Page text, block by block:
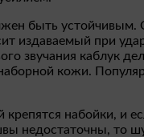
быть устойчивым.
издаваемый при
звучания каблук
кожи.
крепятся набойки, и
недостаточны, то